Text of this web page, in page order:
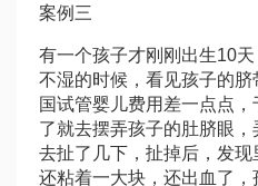
案例三
有一个孩子才刚刚出生10
不湿的时候，看见孩子的
国试管婴儿费用 差一点点，
了就去摆弄孩子的肚脐眼
去扯了几下，扯掉后，发现
还粘着一大块，还出血了